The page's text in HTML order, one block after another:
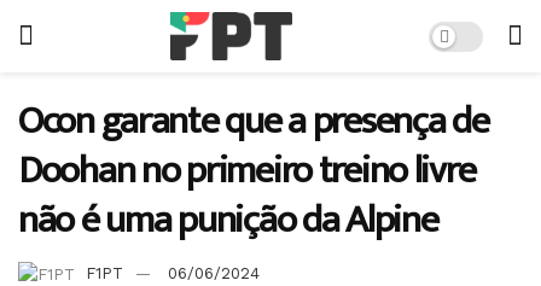
Ocon garante que a presença de
Doohan no primeiro treino livre
não é uma punição da Alpine
F1PT 06/06/2024